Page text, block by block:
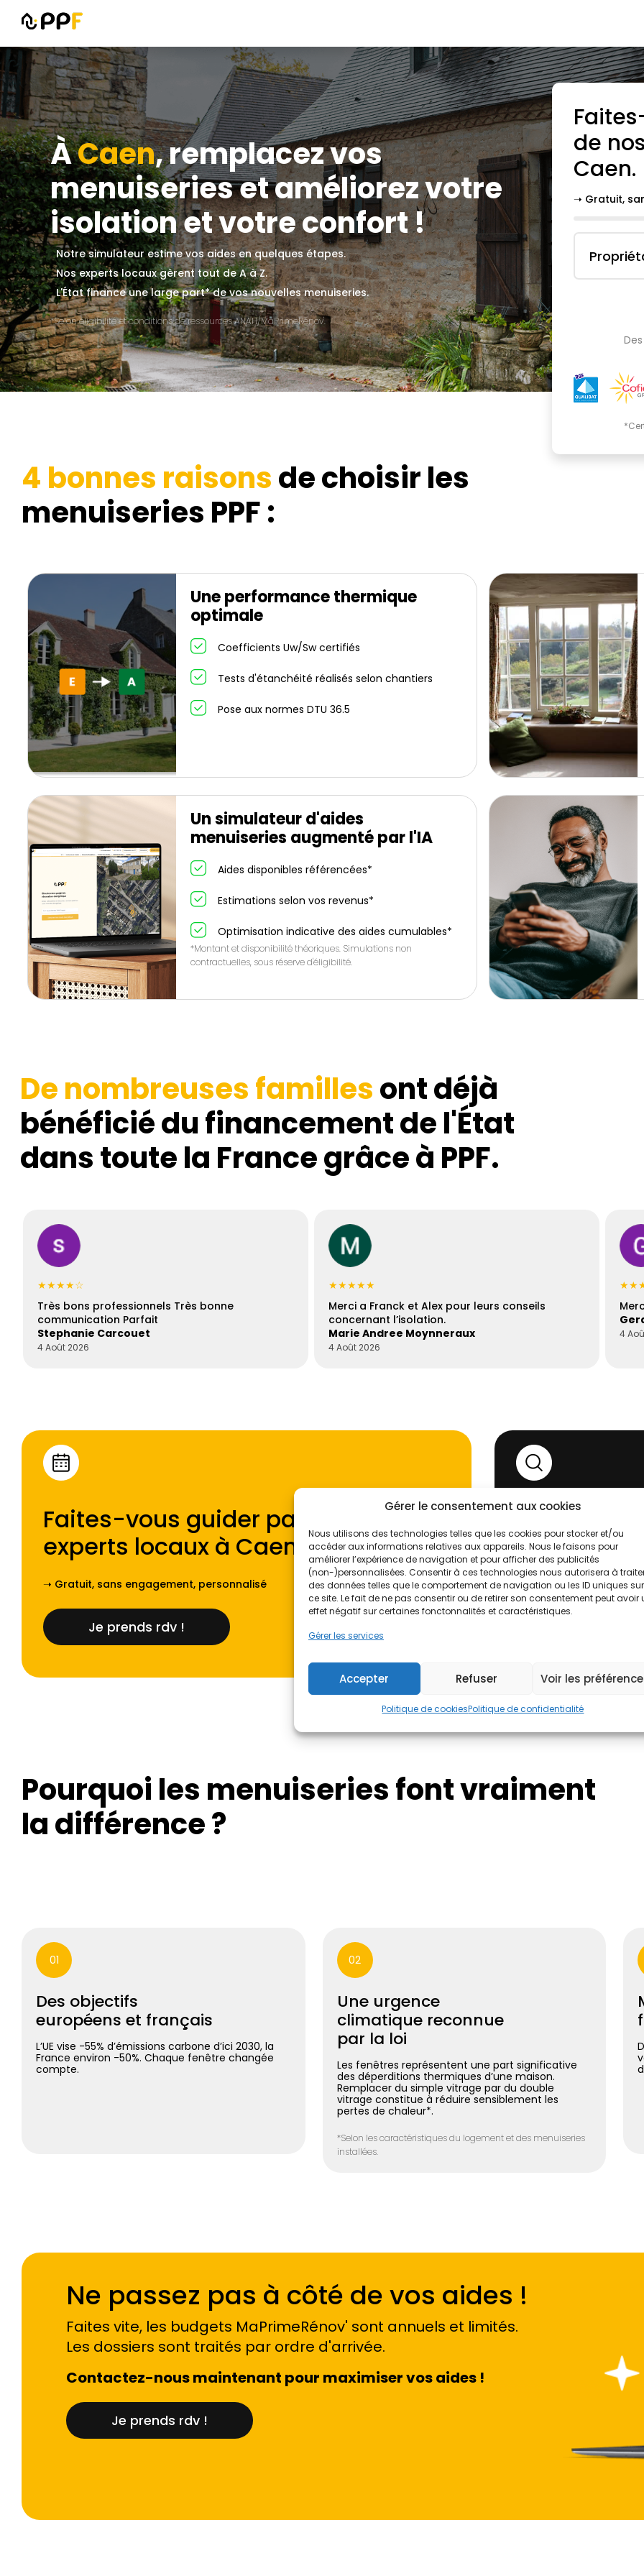
Gérer le consentement aux cookies
Nous utilisons des technologies telles que les cookies pour stocker et/ou
accéder aux informations relatives aux appareils. Nous le faisons pour
améliorer l’expérience de navigation et pour afficher des publicités
(non-)personnalisées. Consentir à ces technologies nous autorisera à
des données telles que le comportement de navigation ou les ID uniques sur
ce site. Le fait de ne pas consentir ou de retirer son consentement peut avoir
effet négatif sur certaines fonctonnalités et caractéristiques.
Gérer les services
Accepter Refuser Voir les
Politique de cookiesPolitique de confidentialité
ÀCaen, remplacez vos
menuiseries et améliorez votre
isolation et votre confort !
Notre simulateur estime vos aides en quelques étapes.
Nos experts locaux gèrent tout de A à Z.
L'État finance une large part* de vos nouvelles menuiseries.
*Selon éligibilité et conditions de ressources ANAH/MaPrimeRénov'.
de
Caen.
➝ Gratuit,
4 bonnes raisonsde choisir les
menuiseries PPF :
Une performance thermique
optimale
Coefficients Uw/Sw certifiés
Tests d'étanchéité réalisés selon chantiers
Pose aux normes DTU 36.5
Un simulateur d'aides
menuiseries augmenté par l'IA
Aides disponibles référencées*
Estimations selon vos revenus*
Optimisation indicative des aides cumulables*
*Montant et disponibilité théoriques. Simulations non
contractuelles, sous réserve d'éligibilité.
De nombreuses famillesont déjà
bénéficié du financement de l'État
dans toute la France grâce à PPF.
★★★★☆
Très bons professionnels Très bonne
communication Parfait
Stephanie Carcouet
4 Août 2026
★★★★★
Merci a Franck et Alex pour leurs conseils
concernant l’isolation.
Marie Andree Moynneraux
4 Août 2026
4
Faites-vous guider par l'un de nos
experts locaux à Caen
➝ Gratuit, sans engagement, personnalisé
Je prends rdv !
Évaluez
➝ Gratuit, sans
Pourquoi les menuiseries font vraiment
la différence ?
01
Des objectifs
européens et français
L’UE vise -55% d’émissions carbone d’ici 2030, la
France environ -50%. Chaque fenêtre changée
compte.
02
Une urgence
climatique reconnue
par la loi
Les fenêtres représentent une part significative
des déperditions thermiques d’une maison.
Remplacer du simple vitrage par du double
vitrage constitue à réduire sensiblement les
pertes de chaleur*.
*Selon les caractéristiques du logement et des menuiseries
installées.
Ne passez pas à côté de vos aides !
Faites vite, les budgets MaPrimeRénov' sont annuels et limités.
Les dossiers sont traités par ordre d'arrivée.
Contactez-nous maintenant pour maximiser vos aides !
Je prends rdv !